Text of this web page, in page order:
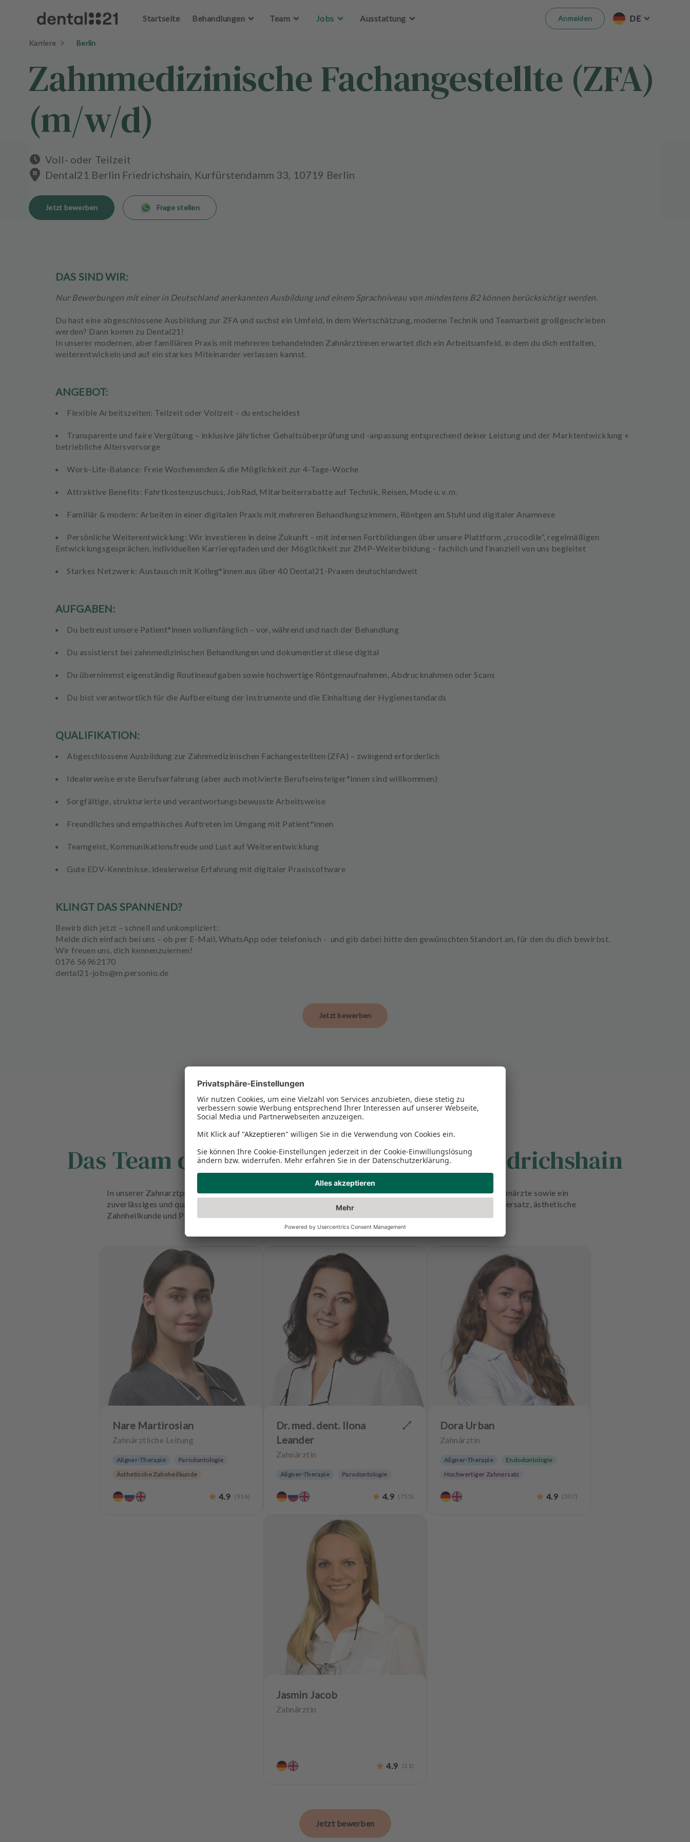
Startseite
Behandlungen Team Jobs Ausstattung Anmelden DE
e
Karriere Berlin
Zahnmedizinische Fachangestellte (ZFA)
(m/w/d)
Voll- oder Teilzeit
Dental21 Berlin Friedrichshain, Kurfürstendamm 33, 10719 Berlin
Jetzt bewerben Frage stellen
DAS SIND WIR:
Nur Bewerbungen mit einer in Deutschland anerkannten Ausbildung und einem Sprachniveau von mindestens B2 können berücksichtigt werden.
Du hast eine abgeschlossene Ausbildung zur ZFA und suchst ein Umfeld, in dem Wertschätzung, moderne Technik und Teamarbeit großgeschrieben
werden? Dann komm zu Dental21!
In unserer modernen, aber familiären Praxis mit mehreren behandelnden Zahnärztinnen erwartet dich ein Arbeitsumfeld, in dem du dich entfalten,
weiterentwickeln und auf ein starkes Miteinander verlassen kannst.
ANGEBOT:
Flexible Arbeitszeiten: Teilzeit oder Vollzeit – du entscheidest
Transparente und faire Vergütung – inklusive jährlicher Gehaltsüberprüfung und -anpassung entsprechend deiner Leistung und der Marktentwicklung +
betriebliche Altersvorsorge
Work-Life-Balance: Freie Wochenenden & die Möglichkeit zur 4-Tage-Woche
Attraktive Benefits: Fahrtkostenzuschuss, JobRad, Mitarbeiterrabatte auf Technik, Reisen, Mode u. v. m.
Familiär & modern: Arbeiten in einer digitalen Praxis mit mehreren Behandlungszimmern, Röntgen am Stuhl und digitaler Anamnese
Persönliche Weiterentwicklung: Wir investieren in deine Zukunft – mit internen Fortbildungen über unsere Plattform „crocodile“, regelmäßigen
Entwicklungsgesprächen, individuellen Karrierepfaden und der Möglichkeit zur ZMP-Weiterbildung – fachlich und finanziell von uns begleitet
Starkes Netzwerk: Austausch mit Kolleg*innen aus über 40 Dental21-Praxen deutschlandweit
AUFGABEN:
Du betreust unsere Patient*innen vollumfänglich – vor, während und nach der Behandlung
Du assistierst bei zahnmedizinischen Behandlungen und dokumentierst diese digital
Du übernimmst eigenständig Routineaufgaben sowie hochwertige Röntgenaufnahmen, Abdrucknahmen oder Scans
Du bist verantwortlich für die Aufbereitung der Instrumente und die Einhaltung der Hygienestandards
QUALIFIKATION:
Abgeschlossene Ausbildung zur Zahnmedizinischen Fachangestellten (ZFA) – zwingend erforderlich
Idealerweise erste Berufserfahrung (aber auch motivierte Berufseinsteiger*innen sind willkommen)
Sorgfältige, strukturierte und verantwortungsbewusste Arbeitsweise
Freundliches und empathisches Auftreten im Umgang mit Patient*innen
Teamgeist, Kommunikationsfreude und Lust auf Weiterentwicklung
Gute EDV-Kenntnisse, idealerweise Erfahrung mit digitaler Praxissoftware
KLINGT DAS SPANNEND?
Bewirb dich jetzt – schnell und unkompliziert:
Melde dich einfach bei uns – ob per E-Mail, WhatsApp oder telefonisch - und gib dabei bitte den gewünschten Standort an, für den du dich bewirbst.
Wir freuen uns, dich kennenzulernen!
0176 56962170
dental21-jobs@m.personio.de
Jetzt bewerben
IN GUTEN HÄNDEN
Das Team der Zahnarztpraxis Berlin Friedrichshain
In unserer Zahnarztpraxis Dental21 Berlin Friedrichshain können Sie sich auf erfahrene und kompetente Zahnärzte sowie ein
zuverlässiges und qualifiziertes Team verlassen. Unser Behandlungsspektrum umfasst: Implantologie, Zahnersatz, ästhetische
Zahnheilkunde und Parodontitis-Behandlungen.
Nare Martirosian
Zahnärztliche Leitung
Aligner-Therapie
Parodontologie
Ästhetische Zahnheilkunde
Zahnerhaltung
4.9 ( 916)
Dr. med. dent. Ilona
Leander
Zahnärztin
Aligner-Therapie
Parodontologie
Hochwertiger Zahnersatz
4.9 ( 755)
Dora Urban
Zahnärztin
Aligner-Therapie
Endodontologie
Hochwertiger Zahnersatz
4.9 ( 307)
Jasmin Jacob
Zahnärztin
4.9 (21)
Jetzt bewerben